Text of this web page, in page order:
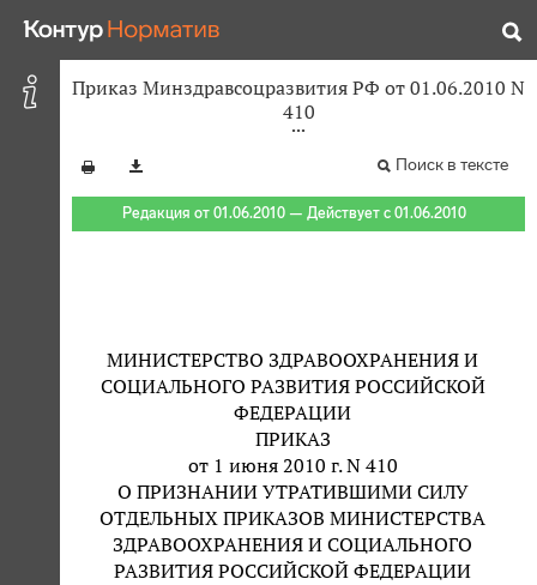
Приказ Минздравсоцразвития РФ от 01.06.2010 N
410
Поиск в тексте
Редакция от 01.06.2010 — Действует с 01.06.2010
МИНИСТЕРСТВО ЗДРАВООХРАНЕНИЯ И
СОЦИАЛЬНОГО РАЗВИТИЯ РОССИЙСКОЙ
ФЕДЕРАЦИИ
ПРИКАЗ
от 1 июня 2010 г. N 410
О ПРИЗНАНИИ УТРАТИВШИМИ СИЛУ
ОТДЕЛЬНЫХ ПРИКАЗОВ МИНИСТЕРСТВА
ЗДРАВООХРАНЕНИЯ И СОЦИАЛЬНОГО
РАЗВИТИЯ РОССИЙСКОЙ ФЕДЕРАЦИИ